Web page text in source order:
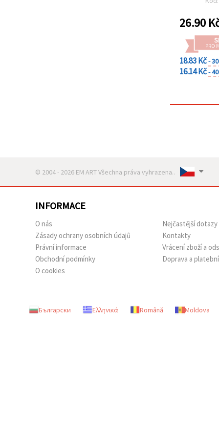
26.90
PRO
18.83 Kč-
16.14 Kč-
© 2004 - 2026 EM ART Všechna práva vyhrazena..
INFORMACE
O nás
Zásady ochrany osobních údajů
Právní informace
Obchodní podmínky
O cookies
Nejčastější dotazy
Kontakty
Vrácení zboží a
Doprava a
Български Ελληνικά Română Moldova